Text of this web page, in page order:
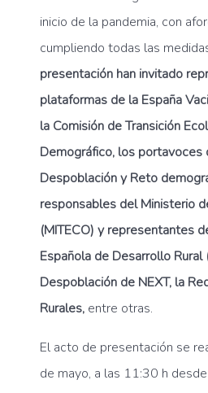
inicio de la pandemia, con
cumpliendo todas las
presentación han invitado
plataformas de la España
la Comisión de Transición
Demográfico, los portavoces
Despoblación y Reto
responsables del Ministerio
(MITECO) y representantes
Española de Desarrollo Rural
Despoblación de NEXT, la
Rurales, entre otras.
El acto de presentación se
de mayo, a las 11:30 h